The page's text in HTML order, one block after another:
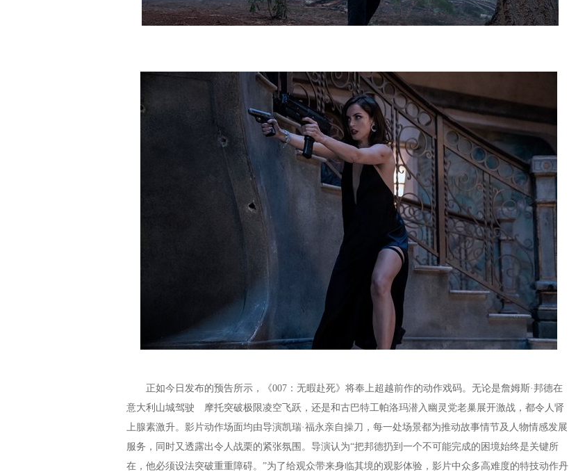
正如今日发布的预告所示，《007：无暇赴死》将奉上超越前作的动作戏码。无论是詹姆斯·邦德在
意大利山城驾驶 摩托突破极限凌空飞跃，还是和古巴特工帕洛玛潜入幽灵党老巢展开激战，都令人肾
上腺素激升。影片动作场面均由导演凯瑞·福永亲自操刀，每一处场景都为推动故事情节及人物情感发展
服务，同时又透露出令人战栗的紧张氛围。导演认为“把邦德扔到一个不可能完成的困境始终是关键所
在，他必须设法突破重重障碍。”为了给观众带来身临其境的观影体验，影片中众多高难度的特技动作丹